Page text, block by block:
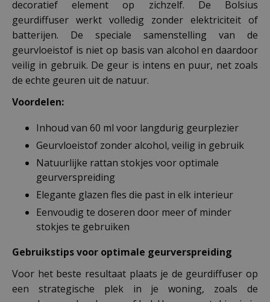
decoratief element op zichzelf. De Bolsius
geurdiffuser werkt volledig zonder elektriciteit of
batterijen. De speciale samenstelling van de
geurvloeistof is niet op basis van alcohol en daardoor
veilig in gebruik. De geur is intens en puur, net zoals
de echte geuren uit de natuur.
Voordelen:
Inhoud van 60 ml voor langdurig geurplezier
Geurvloeistof zonder alcohol, veilig in gebruik
Natuurlijke rattan stokjes voor optimale
geurverspreiding
Elegante glazen fles die past in elk interieur
Eenvoudig te doseren door meer of minder
stokjes te gebruiken
Gebruikstips voor optimale geurverspreiding
Voor het beste resultaat plaats je de geurdiffuser op
een strategische plek in je woning, zoals de